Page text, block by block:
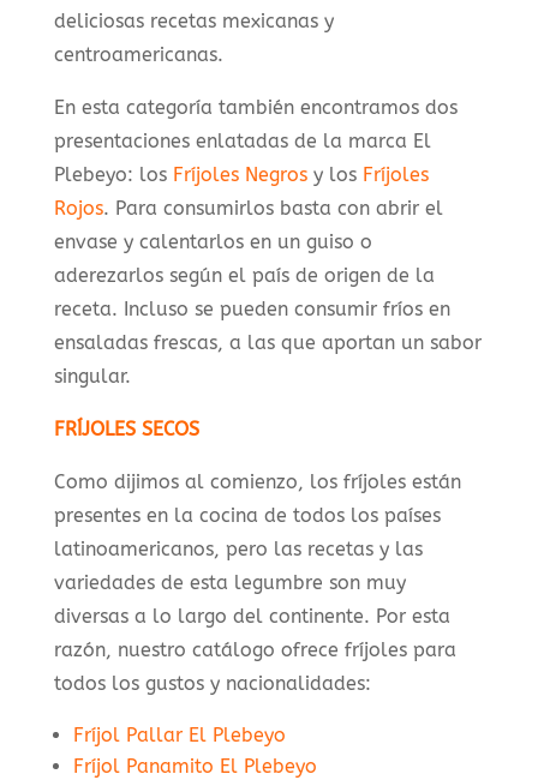
deliciosas recetas mexicanas y
centroamericanas.
En esta categoría también encontramos dos
presentaciones enlatadas de la marca El
Plebeyo: los Fríjoles Negrosy los Fríjoles
Rojos. Para consumirlos basta con abrir el
envase y calentarlos en un guiso o
aderezarlos según el país de origen de la
receta. Incluso se pueden consumir fríos en
ensaladas frescas, a las que aportan un sabor
singular.
FRÍJOLES SECOS
Como dijimos al comienzo, los fríjoles están
presentes en la cocina de todos los países
latinoamericanos, pero las recetas y las
variedades de esta legumbre son muy
diversas a lo largo del continente. Por esta
razón, nuestro catálogo ofrece fríjoles para
todos los gustos y nacionalidades:
Fríjol Pallar El Plebeyo
Fríjol Panamito El Plebeyo